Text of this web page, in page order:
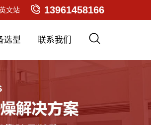
13961458166
文站
选型 联系我们